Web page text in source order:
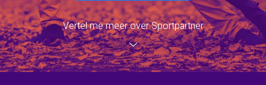
Vertel me meer over Sportpartner